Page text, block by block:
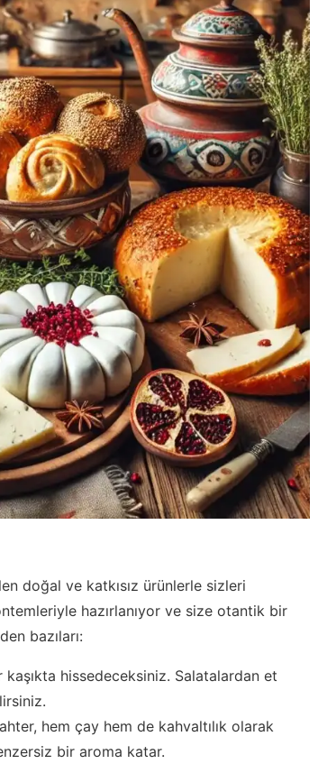
doğal ve katkısız ürünlerle sizleri
hazırlanıyor ve size otantik bir
bazıları:
kaşıkta hissedeceksiniz. Salatalardan et
hem çay hem de kahvaltılık olarak
bir aroma katar.